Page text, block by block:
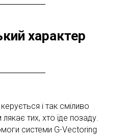
характер
і так сміливо
тих, хто їде позаду.
системи G-Vectoring